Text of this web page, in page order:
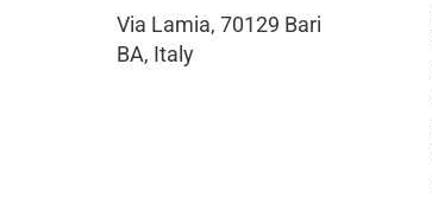
Via Lamia, 70129 Bari
BA, Italy